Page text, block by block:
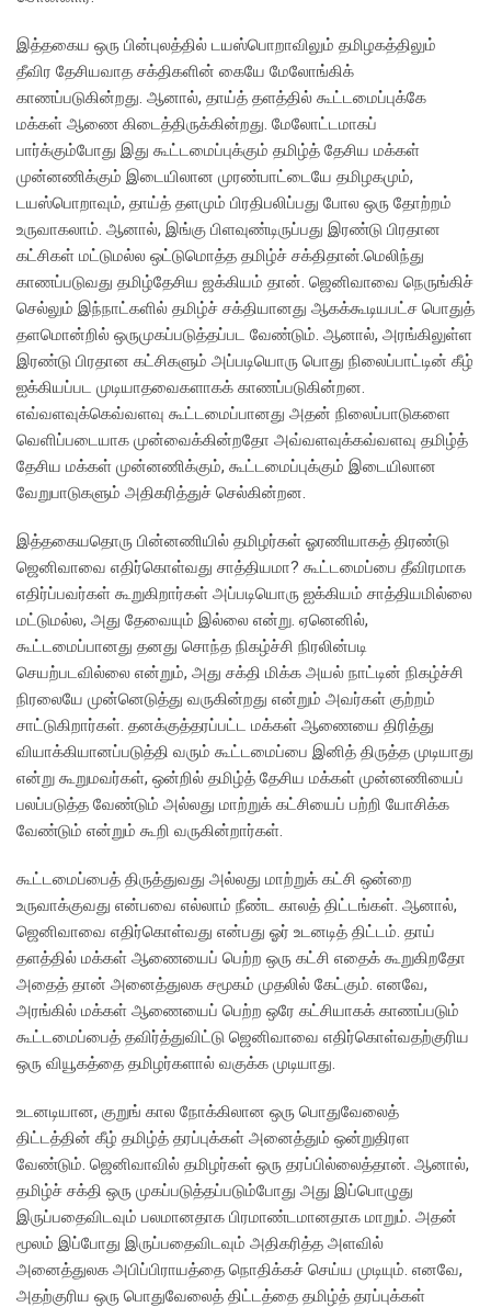
இத்தகைய ஒரு பின்புலத்தில் டயஸ்பொறாவிலும் தமிழகத்திலும்
தீவிர தேசியவாத சக்திகளின் கையே மேலோங்கிக்
காணப்படுகின்றது. ஆனால், தாய்த் தளத்தில் கூட்டமைப்புக்கே
மக்கள் ஆணை கிடைத்திருக்கின்றது. மேலோட்டமாகப்
பார்க்கும்போது இது கூட்டமைப்புக்கும் தமிழ்த் தேசிய மக்கள்
முன்னணிக்கும் இடையிலான முரண்பாட்டையே தமிழகமும்,
டயஸ்பொறாவும், தாய்த் தளமும் பிரதிபலிப்பது போல ஒரு தோற்றம்
உருவாகலாம். ஆனால், இங்கு பிளவுண்டிருப்பது இரண்டு பிரதான
கட்சிகள் மட்டுமல்ல ஒட்டுமொத்த தமிழ்ச் சக்திதான்.மெலிந்து
காணப்படுவது தமிழ்தேசிய ஜக்கியம் தான். ஜெனிவாவை நெருங்கிச்
செல்லும் இந்நாட்களில் தமிழ்ச் சக்தியானது ஆகக்கூடியபட்ச பொதுத்
தளமொன்றில் ஒருமுகப்படுத்தப்பட வேண்டும். ஆனால், அரங்கிலுள்ள
இரண்டு பிரதான கட்சிகளும் அப்படியொரு பொது நிலைப்பாட்டின் கீழ்
ஐக்கியப்பட முடியாதவைகளாகக் காணப்படுகின்றன.
எவ்வளவுக்கெவ்வளவு கூட்டமைப்பானது அதன் நிலைப்பாடுகளை
வெளிப்படையாக முன்வைக்கின்றதோ அவ்வளவுக்கவ்வளவு தமிழ்த்
தேசிய மக்கள் முன்னணிக்கும், கூட்டமைப்புக்கும் இடையிலான
வேறுபாடுகளும் அதிகரித்துச் செல்கின்றன.
இத்தகையதொரு பின்னணியில் தமிழர்கள் ஓரணியாகத் திரண்டு
ஜெனிவாவை எதிர்கொள்வது சாத்தியமா? கூட்டமைப்பை தீவிரமாக
எதிர்ப்பவர்கள் கூறுகிறார்கள் அப்படியொரு ஐக்கியம் சாத்தியமில்லை
மட்டுமல்ல, அது தேவையும் இல்லை என்று. ஏனெனில்,
கூட்டமைப்பானது தனது சொந்த நிகழ்ச்சி நிரலின்படி
செயற்படவில்லை என்றும், அது சக்தி மிக்க அயல் நாட்டின் நிகழ்ச்சி
நிரலையே முன்னெடுத்து வருகின்றது என்றும் அவர்கள் குற்றம்
சாட்டுகிறார்கள். தனக்குத்தரப்பட்ட மக்கள் ஆணையை திரித்து
வியாக்கியானப்படுத்தி வரும் கூட்டமைப்பை இனித் திருத்த முடியாது
என்று கூறுமவர்கள், ஒன்றில் தமிழ்த் தேசிய மக்கள் முன்னணியைப்
பலப்படுத்த வேண்டும் அல்லது மாற்றுக் கட்சியைப் பற்றி யோசிக்க
வேண்டும் என்றும் கூறி வருகின்றார்கள்.
கூட்டமைப்பைத் திருத்துவது அல்லது மாற்றுக் கட்சி ஒன்றை
உருவாக்குவது என்பவை எல்லாம் நீண்ட காலத் திட்டங்கள். ஆனால்,
ஜெனிவாவை எதிர்கொள்வது என்பது ஓர் உடனடித் திட்டம். தாய்
தளத்தில் மக்கள் ஆணையைப் பெற்ற ஒரு கட்சி எதைக் கூறுகிறதோ
அதைத் தான் அனைத்துலக சமூகம் முதலில் கேட்கும். எனவே,
அரங்கில் மக்கள் ஆணையைப் பெற்ற ஒரே கட்சியாகக் காணப்படும்
கூட்டமைப்பைத் தவிர்த்துவிட்டு ஜெனிவாவை எதிர்கொள்வதற்குரிய
ஒரு வியூகத்தை தமிழர்களால் வகுக்க முடியாது.
உடனடியான, குறுங் கால நோக்கிலான ஒரு பொதுவேலைத்
திட்டத்தின் கீழ் தமிழ்த் தரப்புக்கள் அனைத்தும் ஒன்றுதிரள
வேண்டும். ஜெனிவாவில் தமிழர்கள் ஒரு தரப்பில்லைத்தான். ஆனால்,
தமிழ்ச் சக்தி ஒரு முகப்படுத்தப்படும்போது அது இப்பொழுது
இருப்பதைவிடவும் பலமானதாக பிரமாண்டமானதாக மாறும். அதன்
மூலம் இப்போது இருப்பதைவிடவும் அதிகரித்த அளவில்
அனைத்துலக அபிப்பிராயத்தை நொதிக்கச் செய்ய முடியும். எனவே,
அதற்குரிய ஒரு பொதுவேலைத் திட்டத்தை தமிழ்த் தரப்புக்கள்